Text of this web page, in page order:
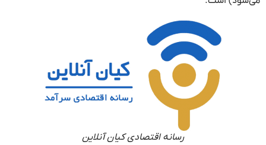
رسانه اقتصادی کیان آنلاین